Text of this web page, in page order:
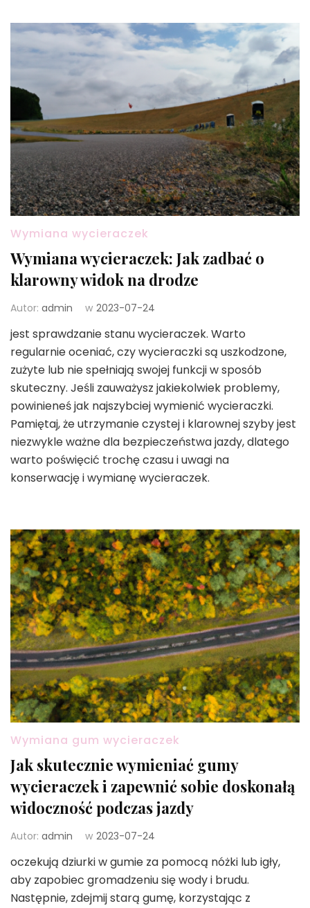
Wymiana wycieraczek
Wymiana wycieraczek: Jak zadbać o
klarowny widok na drodze
Autor: admin w 2023-07-24
jest sprawdzanie stanu wycieraczek. Warto
regularnie oceniać, czy wycieraczki są uszkodzone,
zużyte lub nie spełniają swojej funkcji w sposób
skuteczny. Jeśli zauważysz jakiekolwiek problemy,
powinieneś jak najszybciej wymienić wycieraczki.
Pamiętaj, że utrzymanie czystej i klarownej szyby jest
niezwykle ważne dla bezpieczeństwa jazdy, dlatego
warto poświęcić trochę czasu i uwagi na
konserwację i wymianę wycieraczek.
Wymiana gum wycieraczek
Jak skutecznie wymieniać gumy
wycieraczek i zapewnić sobie doskonałą
widoczność podczas jazdy
Autor: admin w 2023-07-24
oczekują dziurki w gumie za pomocą nóżki lub igły,
aby zapobiec gromadzeniu się wody i brudu.
Następnie, zdejmij starą gumę, korzystając z